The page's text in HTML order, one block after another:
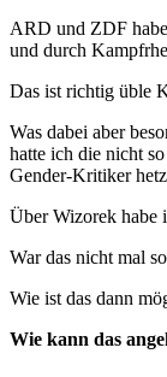
ARD und ZDF
und durch
Das ist richtig üble
Was dabei aber
hatte ich die nicht
Gender-Kritiker
Über Wizorek habe
War das nicht mal
Wie ist das dann
Wie kann das